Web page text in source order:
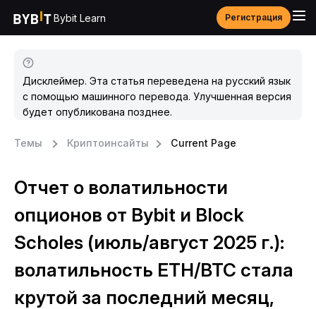
Bybit Learn Регистрация
Дисклеймер. Эта статья переведена на русский язык
с помощью машинного перевода. Улучшенная версия
будет опубликована позднее.
Темы Криптоинсайты Current Page
Отчет о волатильности
опционов от Bybit и Block
Scholes (июль/август 2025 г.):
волатильность ETH/BTC стала
крутой за последний месяц,